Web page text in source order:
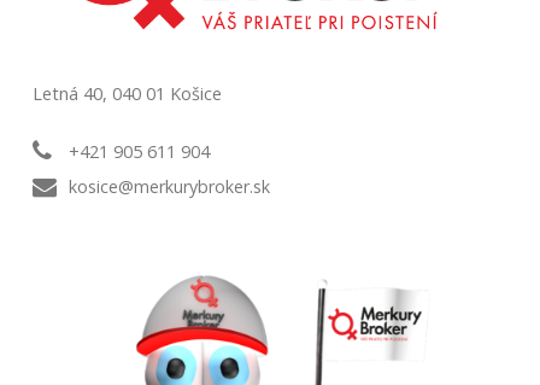
Letná 40, 040 01 Košice
+421 905 611 904
kosice@merkurybroker.sk